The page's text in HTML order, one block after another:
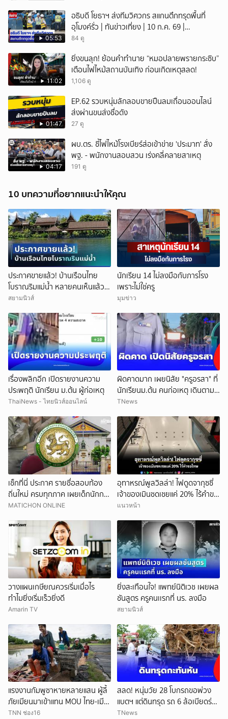
05:53
อธิบดี โยธาฯ ส่งทีมวิศวกร สแกนตึกทรุดพื้นที่
อุโมงค์รั่ว | ทันข่าวเที่ยง | 10 ก.ค. 69 |
NationTV22
84 ดู
11:02
ยิ่งขนลุก! ย้อนคำทำนาย “หมอปลายพรายกระซิบ”
เตือนไฟไหม้สถานบันเทิง ก่อนเกิดเหตุสลด!
1,106 ดู
01:47
EP.62 รวบหนุ่มลักลอบขายปืนลมเถื่อนออนไลน์
ส่งผ่านขนส่งชื่อดัง
27 ดู
04:17
ผบ.ตร. ชี้ไฟไหม้โรงเบียร์ส่อเข้าข่าย 'ประมาท' สั่ง
พฐ. - พนักงานสอบสวน เร่งคลี่คลายสาเหตุ
191 ดู
10 บทความที่อยากแนะนำให้คุณ
ประกาศขายแล้ว! บ้านเรือนไทย
โบราณริมแม่น้ำ หลายคนเห็นแล้ว
จำได้ เคยเป็นฉากหนังดัง
สยามนิวส์
นักเรียน 14 ไม่ลงมือกับภารโรง
เพราะไม่ใช่ครู
มุมข่าว
เรื่องพลิกอีก เปิดรายงานความ
ประพฤติ นักเรียน ม.ต้น ผู้ก่อเหตุ
ThaiNews - ไทยนิวส์ออนไลน์
ผิดคาดมาก เผยนิสัย "ครูอรสา" ที่
นักเรียนม.ต้น คนก่อเหตุ เดินตาม
หา
TNews
เช็กที่นี่ ประกาศ รายชื่อสอบท้อง
ถิ่นใหม่ ครบทุกภาค เผยเด็กนักการ
เมืองดังหลุดอื้อ
MATICHON ONLINE
อุทาหรณ์พูลวิลล่า! ไฟดูดจากุซซี่
เจ้าของเมินชดเชยแค่ 20% ไร้คำขอ
โทษ
แนวหน้า
วางแผนเกษียณควรเริ่มเมื่อไร
ทำไมยิ่งเริ่มเร็วยิ่งดี
Amarin TV
ยิ่งสะเทือนใจ! แพทย์นิติเวช เผยผล
ชันสูตร ครูคนเเรกที่ นร. ลงมือ
สยามนิวส์
แรงงานกัมพูชาหายหลายแสน ผู้ลี้
ภัยเมียนมาเข้าแทน MOU ไทย-เมีย
นมาจะเปิดทางแค่ไหน
TNN ช่อง16
สลด! หนุ่มวัย 28 โบกรถขอพ่วง
แบตฯ แต่ดินทรุด รถ 6 ล้อเบียดร่าง
ดับ
TNews